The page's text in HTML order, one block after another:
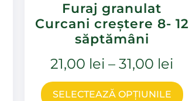
Furaj granulat
Curcani creștere 8- 12
săptămâni
21,00 lei – 31,00 lei
SELECTEAZĂ OPȚIUNILE